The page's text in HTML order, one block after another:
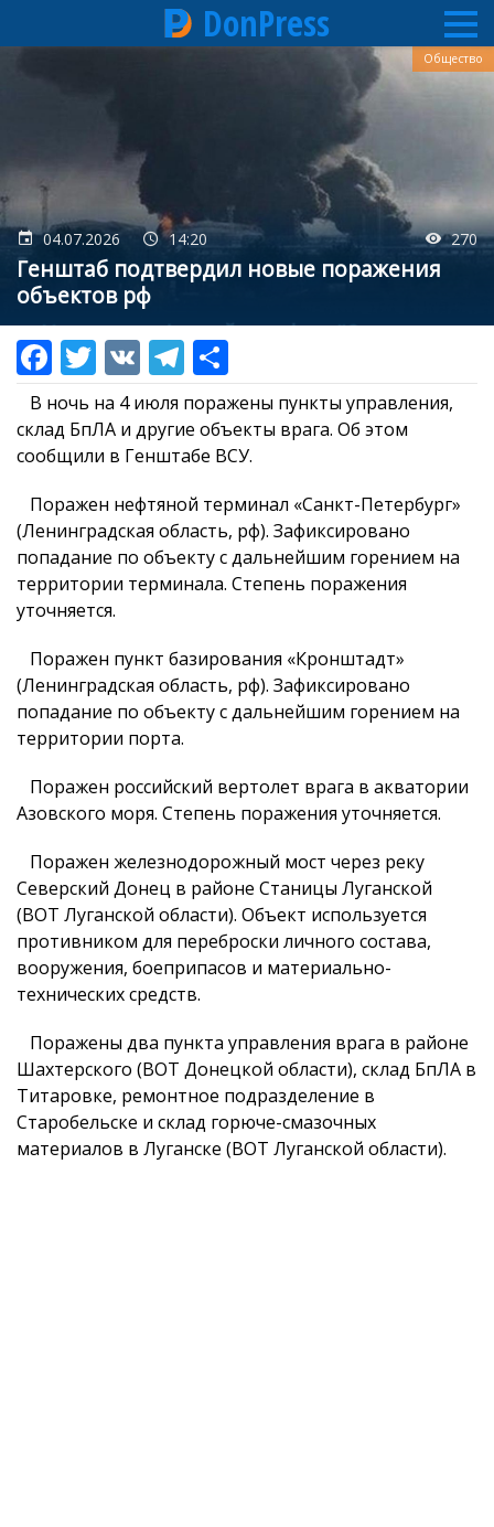
DonPress
04.07.2026 14:20 270
Генштаб подтвердил новые поражения
объектов рф
Общество
В ночь на 4 июля поражены пункты управления,
склад БпЛА и другие объекты врага. Об этом
сообщили в Генштабе ВСУ.
Поражен нефтяной терминал «Санкт-Петербург»
(Ленинградская область, рф). Зафиксировано
попадание по объекту с дальнейшим горением на
территории терминала. Степень поражения
уточняется.
Поражен пункт базирования «Кронштадт»
(Ленинградская область, рф). Зафиксировано
попадание по объекту с дальнейшим горением на
территории порта.
Поражен российский вертолет врага в акватории
Азовского моря. Степень поражения уточняется.
Поражен железнодорожный мост через реку
Северский Донец в районе Станицы Луганской
(ВОТ Луганской области). Объект используется
противником для переброски личного состава,
вооружения, боеприпасов и материально-
технических средств.
Поражены два пункта управления врага в районе
Шахтерского (ВОТ Донецкой области), склад БпЛА в
Титаровке, ремонтное подразделение в
Старобельске и склад горюче-смазочных
материалов в Луганске (ВОТ Луганской области).